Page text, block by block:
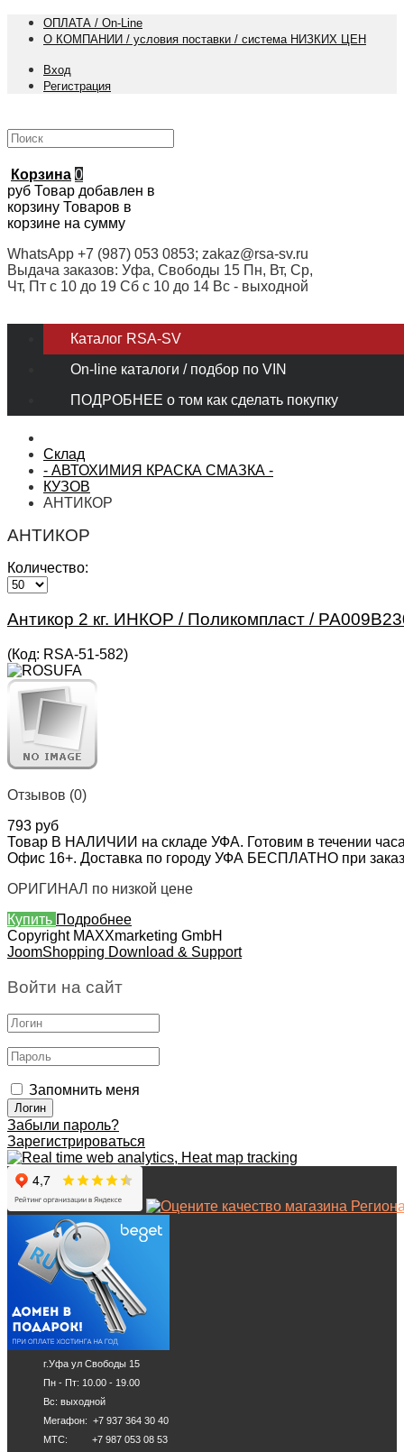
ОПЛАТА / On-Line
О КОМПАНИИ / условия поставки / система НИЗКИХ ЦЕН
Вход
Регистрация
Корзина 0
руб Товар добавлен в
корзину Товаров в
корзине на сумму
WhatsApp +7 (987) 053 0853; zakaz@rsa-sv.ru
Выдача заказов: Уфа, Свободы 15 Пн, Вт, Ср,
Чт, Пт с 10 до 19 Сб с 10 до 14 Вс - выходной
Каталог RSA-SV
On-line каталоги / подбор по VIN
ПОДРОБНЕЕ о том как сделать покупку
Склад
- АВТОХИМИЯ КРАСКА СМАЗКА -
КУЗОВ
АНТИКОР
АНТИКОР
Количество:
Антикор 2 кг. ИНКОР / Поликомпласт /
(Код: RSA-51-582)
Отзывов (0)
793 руб
Товар В НАЛИЧИИ на складе УФА. Готовим в течении
Офис 16+. Доставка по городу УФА БЕСПЛАТНО при
ОРИГИНАЛ по низкой цене
Купить Подробнее
Copyright MAXXmarketing GmbH
JoomShopping Download & Support
Войти на сайт
Запомнить меня
Забыли пароль?
Зарегистрироваться
г.Уфа ул Свободы 15
Пн - Пт: 10.00 - 19.00
Вс: выходной
Мегафон: +7 937 364 30 40
МТС: +7 987 053 08 53